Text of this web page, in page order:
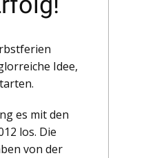
Idee,
es mit den
los. Die
von der